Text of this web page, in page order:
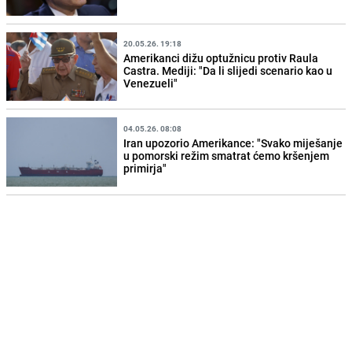
20.05.26. 19:18
Amerikanci dižu optužnicu protiv Raula
Castra. Mediji: "Da li slijedi scenario kao u
Venezueli"
04.05.26. 08:08
Iran upozorio Amerikance: "Svako miješanje
u pomorski režim smatrat ćemo kršenjem
primirja"